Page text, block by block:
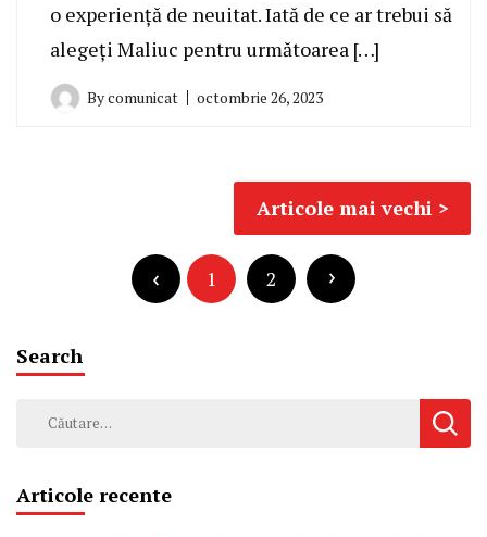
o experiență de neuitat. Iată de ce ar trebui să
alegeți Maliuc pentru următoarea […]
Bycomunicat octombrie 26, 2023
Articole mai vechi
1 2
Search
Caută
Articole recente